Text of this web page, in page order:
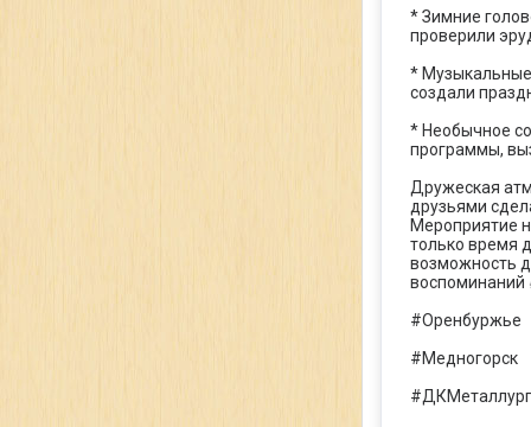
* Зимние
проверили
*
создали
* Необычное
программы,
Дружеская
друзьями
Мероприятие
только время
возможность
воспоминаний
#Оренбуржье
#Медногорск